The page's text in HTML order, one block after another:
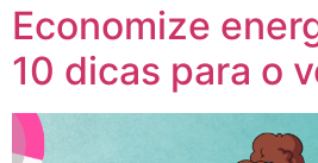
Economize
10 dicas para o